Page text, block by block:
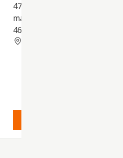
4791). 2) Y el comercio al por
mayor no especializado
4690)